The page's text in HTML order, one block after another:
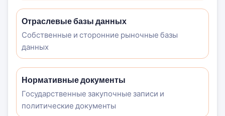
Отраслевые базы данных
Собственные и сторонние рыночные базы
данных
Нормативные документы
Государственные закупочные записи и
политические документы